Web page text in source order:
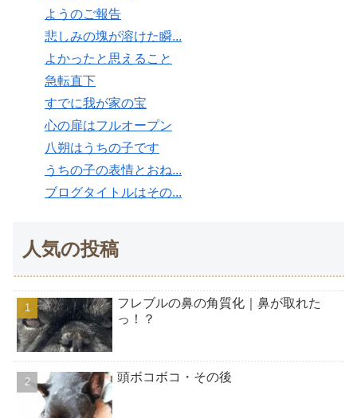
ようのご報告
悲しみの塊が溶けた瞬...
よかったと思えること
急転直下
すでに我が家の宝
心の扉はフルオープン
八朔はうちの子です
うちの子の表情とおね...
ブログタイトルはその...
人気の投稿
フレブルの鼻の角質化｜鼻が取れた
っ！？
頭ボコボコ・その後